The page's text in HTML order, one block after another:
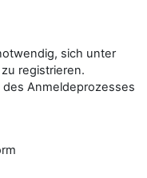
sich unter
registrieren.
Anmeldeprozesses